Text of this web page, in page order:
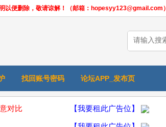
以便删除，敬请谅解！（邮箱：hopesyy123@gmail.com）
找回账号密码 论坛APP_发布页
对比 【我要租此广告位】